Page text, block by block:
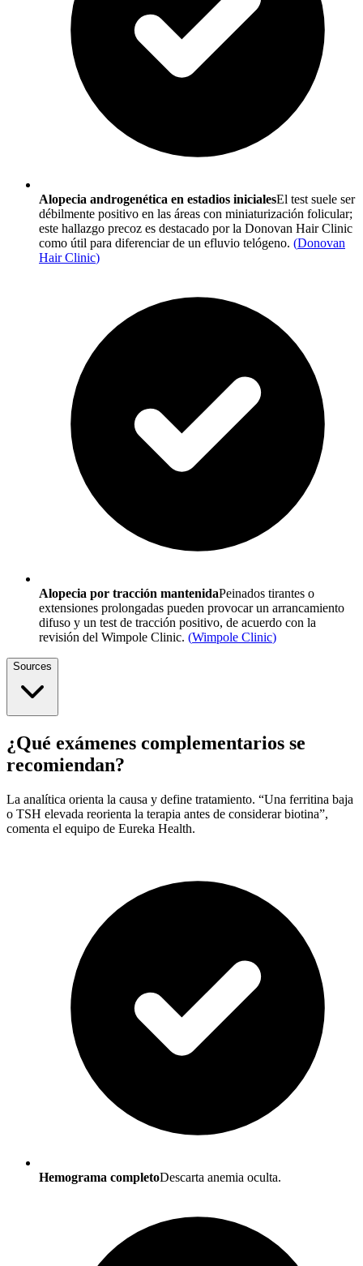
Alopecia androgenética en estadios inicialesEl test suele ser
débilmente positivo en las áreas con miniaturización folicular;
este hallazgo precoz es destacado por la Donovan Hair Clinic
como útil para diferenciar de un efluvio telógeno. (Donovan
Hair Clinic)
Alopecia por tracción mantenidaPeinados tirantes o
extensiones prolongadas pueden provocar un arrancamiento
difuso y un test de tracción positivo, de acuerdo con la
revisión del Wimpole Clinic. (Wimpole Clinic)
Sources
¿Qué exámenes complementarios se
recomiendan?
La analítica orienta la causa y define tratamiento. “Una ferritina baja
o TSH elevada reorienta la terapia antes de considerar biotina”,
comenta el equipo de Eureka Health.
Hemograma completoDescarta anemia oculta.